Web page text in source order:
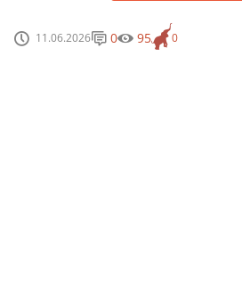
11.06.2026 0
0 95